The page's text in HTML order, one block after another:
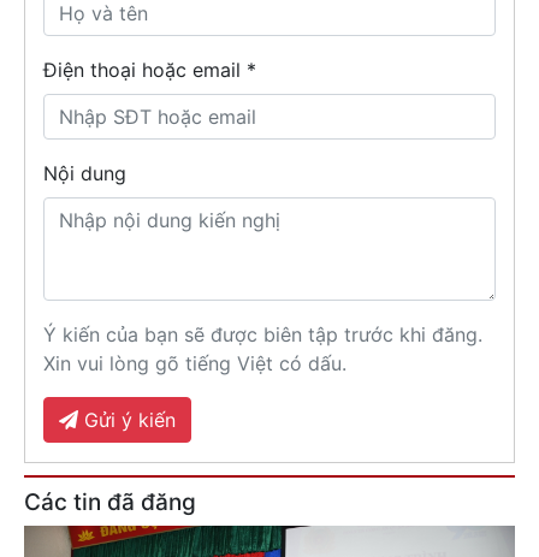
Điện thoại hoặc email *
Nội dung
Ý kiến của bạn sẽ được biên tập trước khi đăng.
Xin vui lòng gõ tiếng Việt có dấu.
Gửi ý kiến
Các tin đã đăng